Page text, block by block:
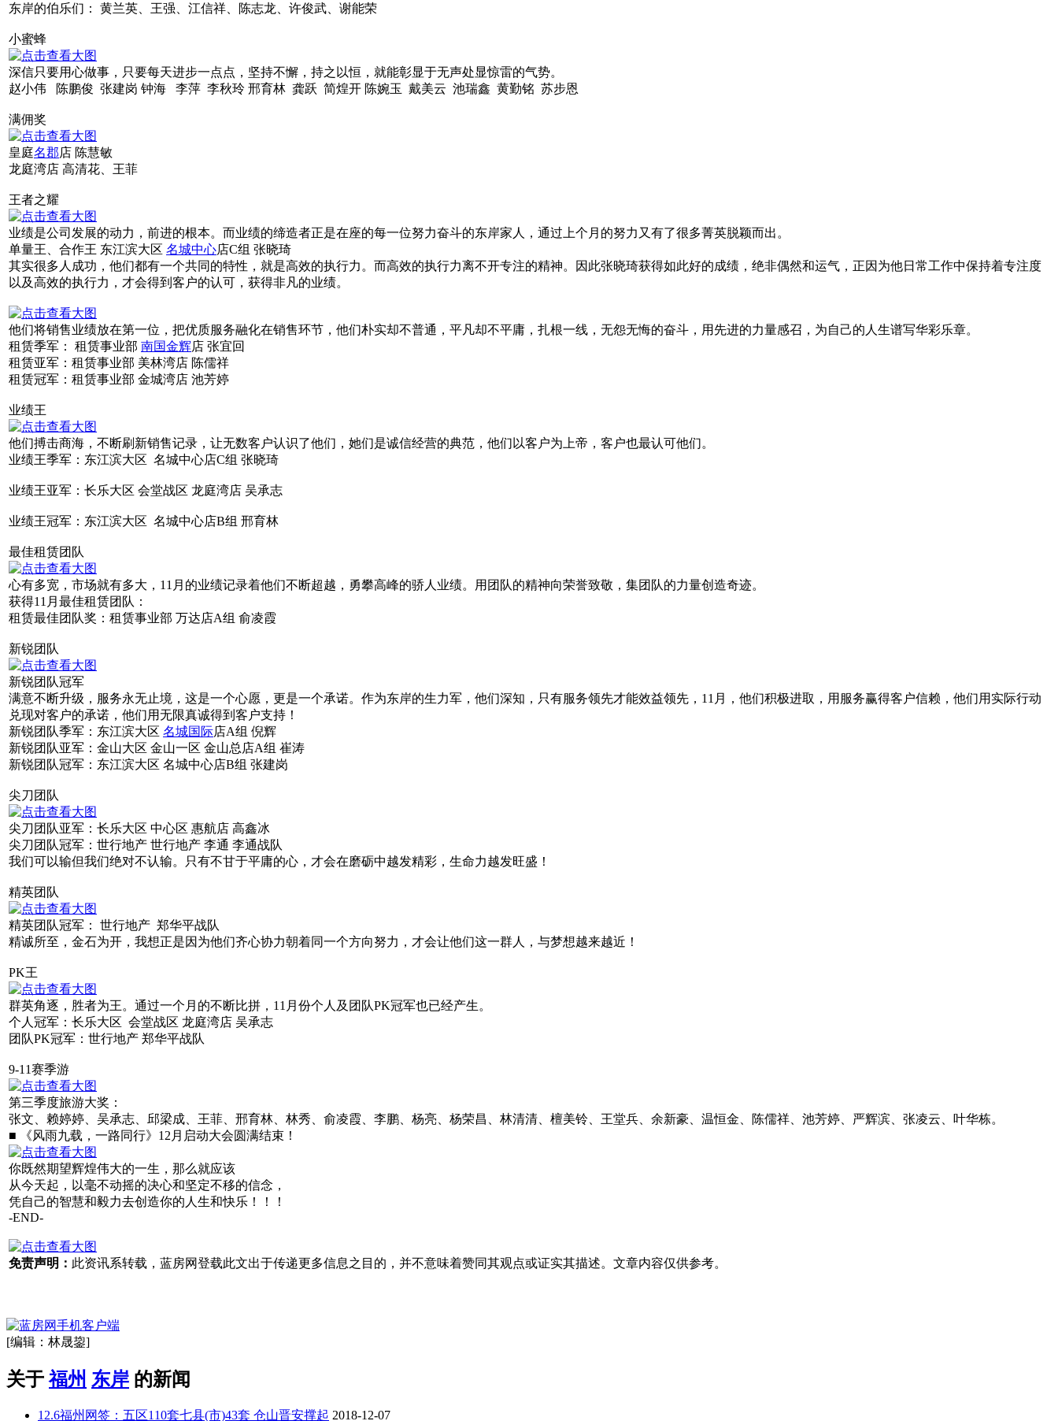
东岸的伯乐们： 黄兰英、王强、江信祥、陈志龙、许俊武、谢能荣
小蜜蜂
深信只要用心做事，只要每天进步一点点，坚持不懈，持之以恒，就能彰显于无声处显惊雷的气势。
赵小伟 陈鹏俊 张建岗 钟海 李萍 李秋玲 邢育林 龚跃 简煌开 陈婉玉 戴美云 池瑞鑫 黄勤铭 苏步恩
满佣奖
皇庭名郡店 陈慧敏
龙庭湾店 高清花、王菲
王者之耀
业绩是公司发展的动力，前进的根本。而业绩的缔造者正是在座的每一位努力奋斗的东岸家人，通过上个月的努力又有了很多菁英脱颖而出。
单量王、合作王 东江滨大区 名城中心店C组 张晓琦
其实很多人成功，他们都有一个共同的特性，就是高效的执行力。而高效的执行力离不开专注的精神。因此张晓琦获得如此好的成绩，绝非偶然和运气，正因为他日常工作中保持着专注度
以及高效的执行力，才会得到客户的认可，获得非凡的业绩。
他们将销售业绩放在第一位，把优质服务融化在销售环节，他们朴实却不普通，平凡却不平庸，扎根一线，无怨无悔的奋斗，用先进的力量感召，为自己的人生谱写华彩乐章。
租赁季军： 租赁事业部 南国金辉店 张宜回
租赁亚军：租赁事业部 美林湾店 陈儒祥
租赁冠军：租赁事业部 金城湾店 池芳婷
业绩王
他们搏击商海，不断刷新销售记录，让无数客户认识了他们，她们是诚信经营的典范，他们以客户为上帝，客户也最认可他们。
业绩王季军：东江滨大区 名城中心店C组 张晓琦
业绩王亚军：长乐大区 会堂战区 龙庭湾店 吴承志
业绩王冠军：东江滨大区 名城中心店B组 邢育林
最佳租赁团队
心有多宽，市场就有多大，11月的业绩记录着他们不断超越，勇攀高峰的骄人业绩。用团队的精神向荣誉致敬，集团队的力量创造奇迹。
获得11月最佳租赁团队：
租赁最佳团队奖：租赁事业部 万达店A组 俞凌霞
新锐团队
新锐团队冠军
满意不断升级，服务永无止境，这是一个心愿，更是一个承诺。作为东岸的生力军，他们深知，只有服务领先才能效益领先，11月，他们积极进取，用服务赢得客户信赖，他们用实际行动
兑现对客户的承诺，他们用无限真诚得到客户支持！
新锐团队季军：东江滨大区 名城国际店A组 倪辉
新锐团队亚军：金山大区 金山一区 金山总店A组 崔涛
新锐团队冠军：东江滨大区 名城中心店B组 张建岗
尖刀团队
尖刀团队亚军：长乐大区 中心区 惠航店 高鑫冰
尖刀团队冠军：世行地产 世行地产 李通 李通战队
我们可以输但我们绝对不认输。只有不甘于平庸的心，才会在磨砺中越发精彩，生命力越发旺盛！
精英团队
精英团队冠军： 世行地产 郑华平战队
精诚所至，金石为开，我想正是因为他们齐心协力朝着同一个方向努力，才会让他们这一群人，与梦想越来越近！
PK王
群英角逐，胜者为王。通过一个月的不断比拼，11月份个人及团队PK冠军也已经产生。
个人冠军：长乐大区 会堂战区 龙庭湾店 吴承志
团队PK冠军：世行地产 郑华平战队
9-11赛季游
第三季度旅游大奖：
张文、赖婷婷、吴承志、邱梁成、王菲、邢育林、林秀、俞凌霞、李鹏、杨亮、杨荣昌、林清清、檀美铃、王堂兵、余新豪、温恒金、陈儒祥、池芳婷、严辉滨、张凌云、叶华栋。
■ 《风雨九载，一路同行》12月启动大会圆满结束！
你既然期望辉煌伟大的一生，那么就应该
从今天起，以毫不动摇的决心和坚定不移的信念，
凭自己的智慧和毅力去创造你的人生和快乐！！！
-END-
免责声明： 此资讯系转载，蓝房网登载此文出于传递更多信息之目的，并不意味着赞同其观点或证实其描述。文章内容仅供参考。
[编辑：林晟鋆]
关于 福州 东岸 的新闻
12.6福州网签：五区110套七县(市)43套 仓山晋安撑起 2018-12-07